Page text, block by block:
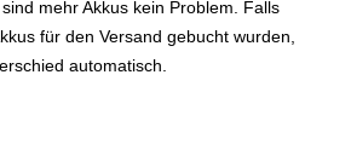
mehr Akkus kein Problem. Falls
für den Versand gebucht wurden,
automatisch.